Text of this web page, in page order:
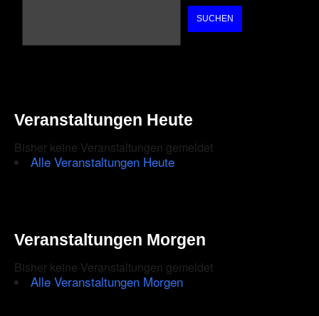
SUCHEN
Veranstaltungen Heute
Bisher keine Veranstaltungen gemeldet
Alle Veranstaltungen Heute
Veranstaltungen Morgen
Bisher keine Veranstaltungen gemeldet
Alle Veranstaltungen Morgen